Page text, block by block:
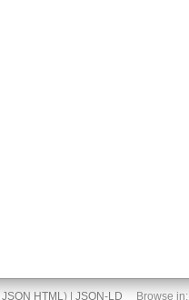
JSON HTML) | JSON-LD Browse in: